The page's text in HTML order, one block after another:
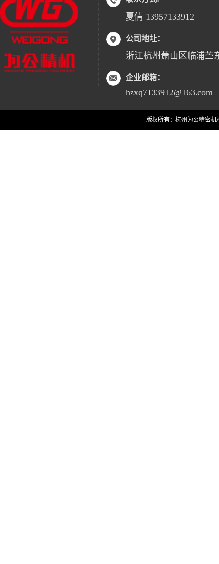
夏倩 13957133912
公司地址：
浙江杭州萧山区临浦苎
企业邮箱：
hzxq7133912@163.com
版权所有：杭州为公精密